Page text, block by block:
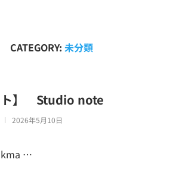
CATEGORY: 未分類
ト】 Studio note
2026年5月10日
…